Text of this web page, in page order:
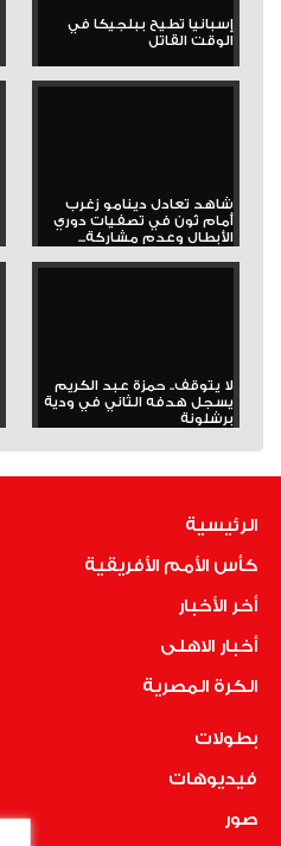
إسبانيا تطيح ببلجيكا في
الوقت القاتل
شاهد تعادل دينامو زغرب
أمام ثون في تصفيات دوري
الأبطال وعدم مشاركة...
لا يتوقف.. حمزة عبد الكريم
يسجل هدفه الثاني في ودية
برشلونة
الرئيسية
كأس الأمم الأفريقية
أخر الأخبار
أخبار الاهلى
الكرة المصرية
بطولات
فيديوهات
صور